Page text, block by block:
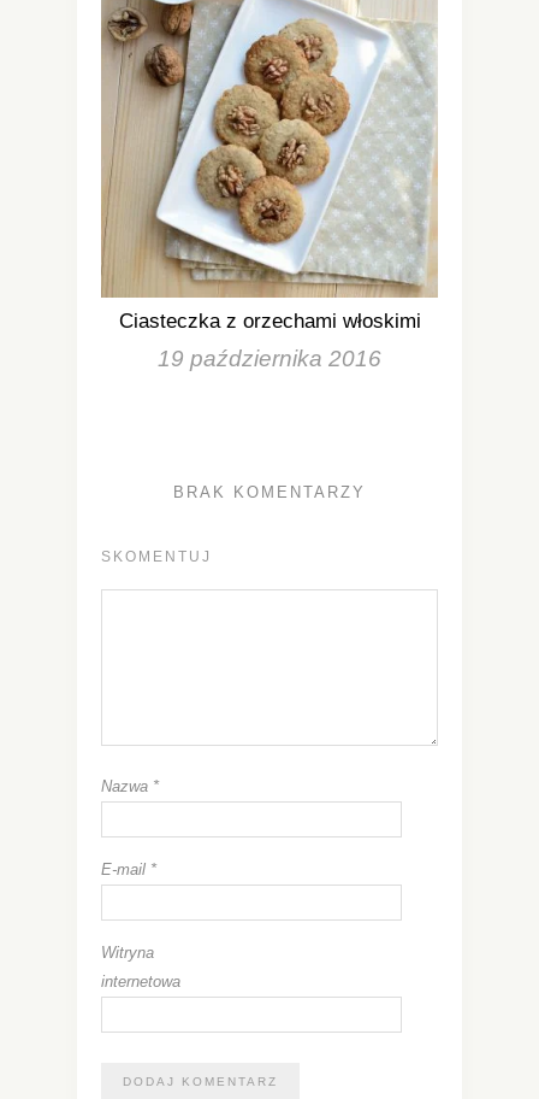
Ciasteczka z orzechami włoskimi
19 października 2016
BRAK KOMENTARZY
SKOMENTUJ
Nazwa *
E-mail *
Witryna
internetowa